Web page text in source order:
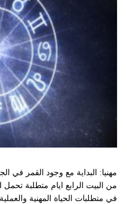
مهنيا: البداية مع وجود القمر في
من البيت الرابع ايام متطلبة
في متطلبات الحياة المهنية